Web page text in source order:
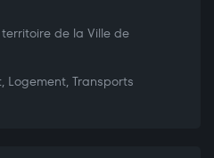
de la Ville de
Logement, Transports